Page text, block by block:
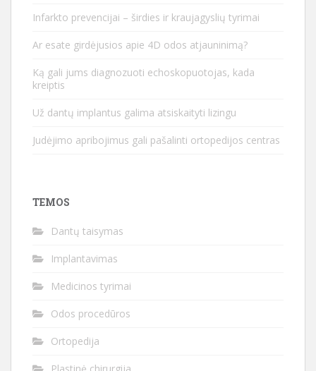
Infarkto prevencijai – širdies ir kraujagyslių tyrimai
Ar esate girdėjusios apie 4D odos atjauninimą?
Ką gali jums diagnozuoti echoskopuotojas, kada
kreiptis
Už dantų implantus galima atsiskaityti lizingu
Judėjimo apribojimus gali pašalinti ortopedijos centras
TEMOS
Dantų taisymas
Implantavimas
Medicinos tyrimai
Odos procedūros
Ortopedija